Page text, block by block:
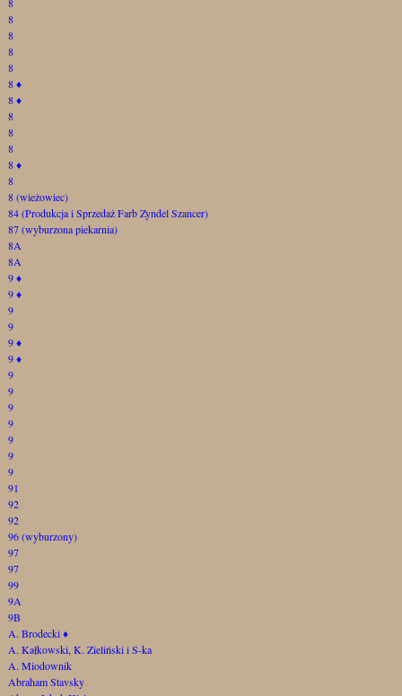
8
8
8
8
8♦
8♦
8
8
8
8♦
8
8 (wieżowiec)
84 (Produkcja i Sprzedaż Farb Zyndel Szancer)
87 (wyburzona piekarnia)
8A
8A
9♦
9♦
9
9
9♦
9♦
9
9
9
9
9
9
9
91
92
92
96 (wyburzony)
97
97
99
9A
9B
A. Brodecki♦
A. Kałkowski, K. Zieliński i S-ka
A. Miodownik
Abraham Stavsky